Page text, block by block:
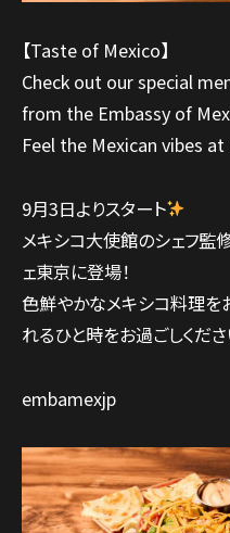
【Taste of Mexico】
Check out our special
from the Embassy of
Feel the Mexican vibes
9月3日よりスタート
メキシコ大使館のシェフ監
ェ東京に登場！
色鮮やかなメキシコ料理を
れるひと時をお過ごしくだ
embamexjp